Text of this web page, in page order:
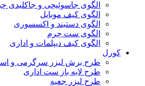
الگوی جاسوئیچی و جاکلیدی
الگوی کیف موبایل
الگوی دستبند و اکسسوری
الگوی ست چرم
الگوی کیف دیپلمات و اداری
کورل
طرح برش لیزر سرگرمی و
طرح لایه باز ست اداری
طرح لیزر جعبه